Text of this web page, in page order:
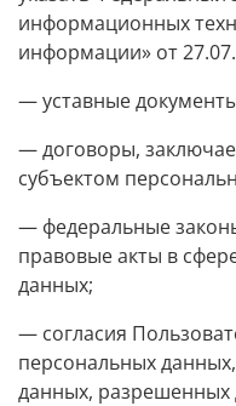
информационных
информации» от
— уставные
— договоры,
субъектом
— федеральные
правовые акты в
данных;
— согласия
персональных
данных, разрешенных